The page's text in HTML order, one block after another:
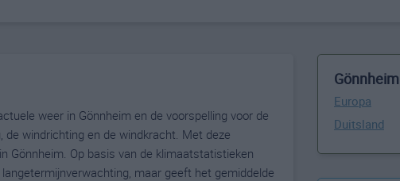
weer in Gönnheim en de voorspelling voor de
de windrichting en de windkracht. Met deze
Gönnheim. Op basis van de klimaatstatistieken
maar geeft het gemiddelde
Europa
Duitsland